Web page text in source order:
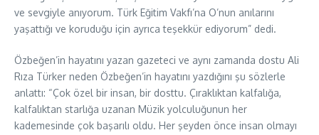
ve sevgiyle anıyorum. Türk Eğitim Vakfı’na O’nun anılarını
yaşattığı ve koruduğu için ayrıca teşekkür ediyorum” dedi.
Özbeğen’in hayatını yazan gazeteci ve aynı zamanda dostu Ali
Rıza Türker neden Özbeğen’in hayatını yazdığını şu sözlerle
anlattı: “Çok özel bir insan, bir dosttu. Çıraklıktan kalfalığa,
kalfalıktan starlığa uzanan Müzik yolculuğunun her
kademesinde çok başarılı oldu. Her şeyden önce insan olmayı